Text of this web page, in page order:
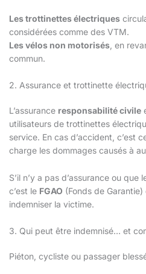
Les trottinettes électriques
considérées comme des VTM.
Les vélos non motorisés , en
commun.
2. Assurance et trottinette
L’assurance responsabilité civile
utilisateurs de trottinettes
service. En cas d’accident, c’est
charge les dommages causés à
S’il n’y a pas d’assurance ou
c’est le FGAO (Fonds de
indemniser la victime.
3. Qui peut être indemnisé… et
Piéton, cycliste ou passager